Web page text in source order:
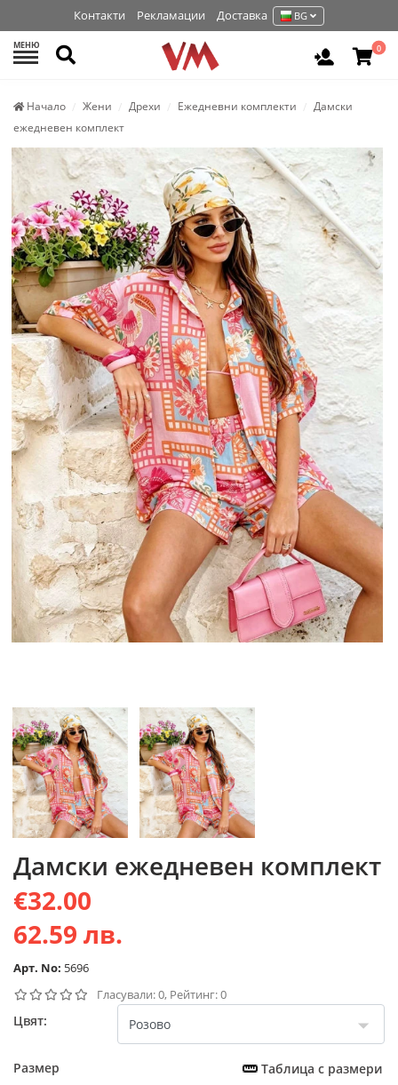
Контакти Рекламации Доставка BG
МЕНЮ Търси Вход /0
Начало Жени Дрехи Ежедневни комплекти
Дамски
ежедневен комплект
Дамски ежедневен комплект
€32.00
62.59 лв.
Арт. No: 5696
Гласували: 0, Рейтинг: 0
Цвят:
Размер Таблица с размери